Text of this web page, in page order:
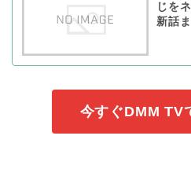
じを
新話
今すぐDMM TV